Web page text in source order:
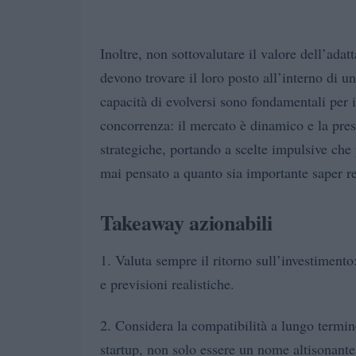
Inoltre, non sottovalutare il valore
devono trovare il loro posto all’interno di
capacità di evolversi sono fondamentali
concorrenza: il mercato è dinamico e la
strategiche, portando a scelte impulsive
mai pensato a quanto sia importante saper
Takeaway azionabili
1. Valuta sempre il ritorno
e previsioni realistiche.
2. Considera la compatibilità a lungo
startup, non solo essere un nome